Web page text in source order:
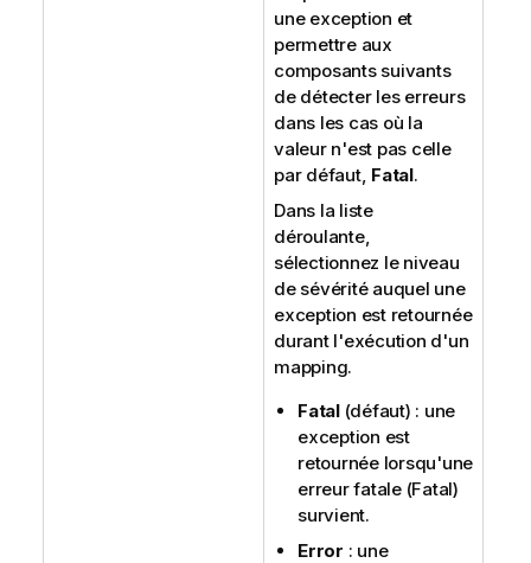
une exception et
permettre aux
composants suivants
de détecter les erreurs
dans les cas où la
valeur n'est pas celle
par défaut, Fatal.
Dans la liste
déroulante,
sélectionnez le niveau
de sévérité auquel une
exception est retournée
durant l'exécution d'un
mapping.
Fatal(défaut) : une
exception est
retournée lorsqu'une
erreur fatale (Fatal)
survient.
Error : une